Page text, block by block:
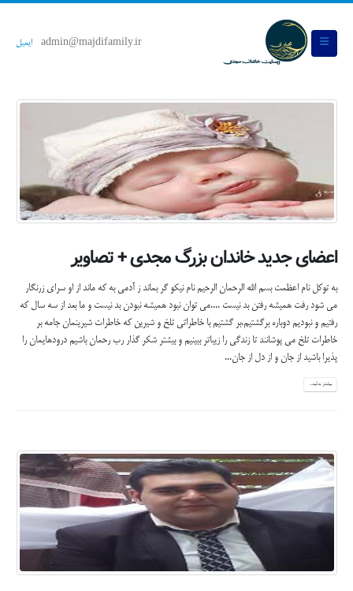
admin@majdifamily.ir ایمیل
اعضای جدید خاندان بزرگ مجدی + تصاویر
به توکل نام اعظمت بسم الله الرحمان الرحیم نام نیکو گر بماند ز آدمی به که ماند از او سرای زرنگار
می شود رفت همیشه رفتن بد نیست ....می توان نبود همیشه نبودن بد نیست و ما بعد از سه سال که
رفتیم و نبودیم دوباره برگشتیم،بر گشتیم با خاطراتی تلخ و شیرین که خاطرات شیرینمان جامه بر
خاطرات تلخ می پوشانند تا زندگی را زیباتر ببینیم و بیشتر شکر گذار رب رحمان باشیم درودهایمان را
پذیرا باشید از جان و از دل از جان...
بیشتر بدانید...